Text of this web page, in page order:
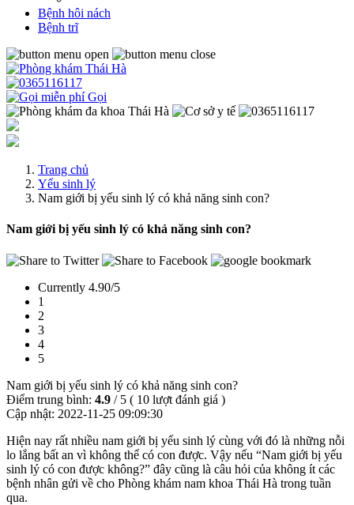
Bệnh hôi nách
Bệnh trĩ
Gọi
Trang chủ
Yếu sinh lý
Nam giới bị yếu sinh lý có khả năng sinh con?
Nam giới bị yếu sinh lý có khả năng sinh con?
Currently 4.90/5
1
2
3
4
5
Nam giới bị yếu sinh lý có khả năng sinh con?
Điểm trung bình: 4.9 / 5 ( 10 lượt đánh giá )
Cập nhật: 2022-11-25 09:09:30
Hiện nay rất nhiều nam giới bị yếu sinh lý cùng với đó là những nỗi
lo lắng bất an vì không thể có con được. Vậy nếu “Nam giới bị yếu
sinh lý có con được không?” đây cũng là câu hỏi của không ít các
bệnh nhân gửi về cho Phòng khám nam khoa Thái Hà trong tuần
qua.